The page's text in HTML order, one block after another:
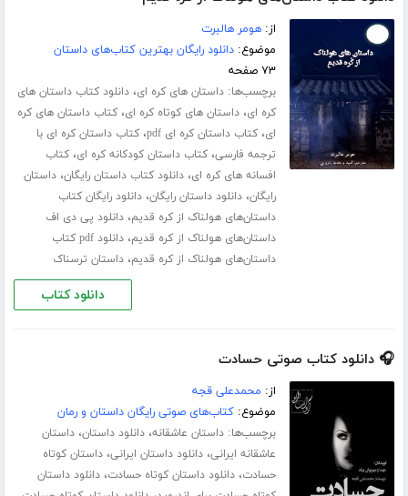
از:هومر هالبرت
موضوع:دانلود رایگان بهترین کتاب‌های داستان
۷۳ صفحه
برچسب‌ها:داستان های کره ای،دانلود کتاب داستان های
کره ای،داستان های کوتاه کره ای،کتاب داستان های کره
ای،کتاب داستان کره ای pdf ،کتاب داستان کره ای با
ترجمه فارسی،کتاب داستان کودکانه کره ای،کتاب
افسانه های کره ای،دانلود کتاب داستان رایگان،داستان
رایگان،دانلود داستان رایگان،دانلود رایگان کتاب
داستان‌های هولناک از کره قدیم،دانلود پی دی اف
داستان‌های هولناک از کره قدیم،
دانلود pdf کتاب
داستان‌های هولناک از کره قدیم،داستان ترسناک
دانلود کتاب
🎧 دانلود کتاب صوتی حسادت
از: محمدعلی قجه
موضوع:کتاب‌های صوتی رایگان داستان و رمان
برچسب‌ها:داستان عاشقانه،دانلود داستان،داستان
عاشقانه ایرانی،دانلود داستان ایرانی،داستان کوتاه
حسادت،دانلود داستان کوتاه حسادت،دانلود داستان